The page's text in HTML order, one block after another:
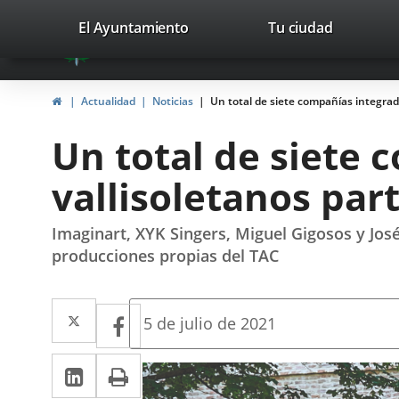
Portal
Web
del
Valladolid
avaTop
valladolid.es
El Ayuntamiento Tu ciudad
HomeActualidad Noticias Un total de siete compañías
Un total de siete
vallisoletanos
Imaginart, XYK Singers, Miguel Gigosos y
producciones propias del TAC
Twitter
Enlace
a
una
Facebook
Enlace
a
una
Linkedin
EnlacePrint
Fecha
la
noticia
5 de julio de 2021